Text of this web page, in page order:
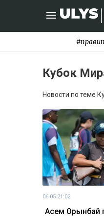
Кубок
Новости по теме
06.05 21:02
Асем Орынбай